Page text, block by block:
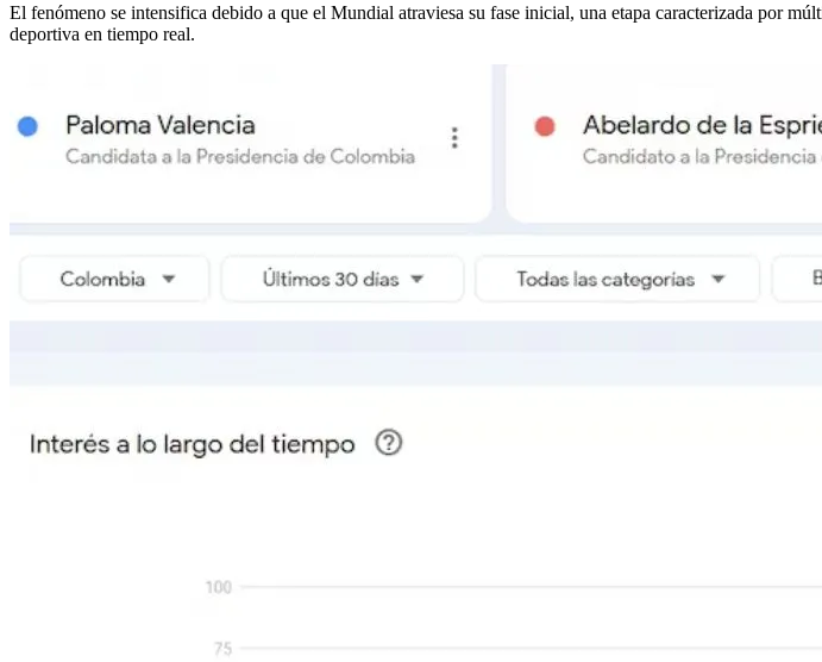
El fenómeno se intensifica debido a que el Mundial atraviesa su fase inicial, una etapa caracterizada por
deportiva en tiempo real.